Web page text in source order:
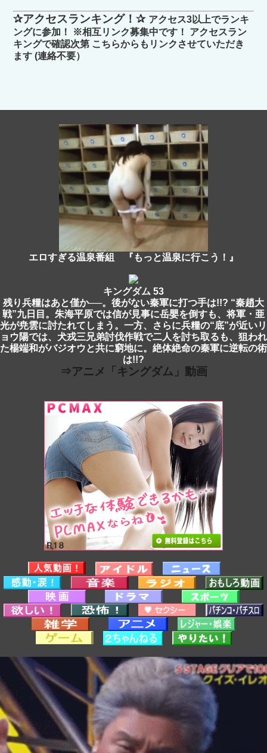
✰アクセスランキング！✰ アクセス3以上でランキ
ングに参加！ ※相互リンク募集中です！ アクセスラン
キングで確認次第 こちらからもリンクさせていただき
ます (連絡不要）
エロすぎる温泉番組 『もっと温泉に行こう！』
キングダム 53
残り兵糧はあと僅か──。後がない秦軍に打つ手は!!? “秦趙大
戦”九日目。朱海平原では信が見事に岳嬰を倒すも、将軍・亜
光が尭雲に討たれてしまう。一方、さらに兵糧の“底”が近いリ
ョウ陽では、犬戎三兄弟討伐作戦で二人を討ち取るも、狙われ
た楊端和がバジオウと共に窮地に。絶体絶命の秦軍に逆転の術
は!!?
⇒アニメ「キングダム」動画